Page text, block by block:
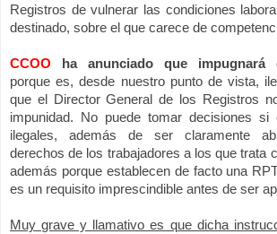
Registros de vulnerar las condiciones
destinado, sobre el que carece de
CCOO ha anunciado que impugnará
porque es, desde nuestro punto de vista,
que el Director General de los Registros
impunidad. No puede tomar decisiones si
ilegales, además de ser claramente
derechos de los trabajadores a los que trata
además porque establecen de facto una
es un requisito imprescindible antes de ser
Muy grave y llamativo es que dicha